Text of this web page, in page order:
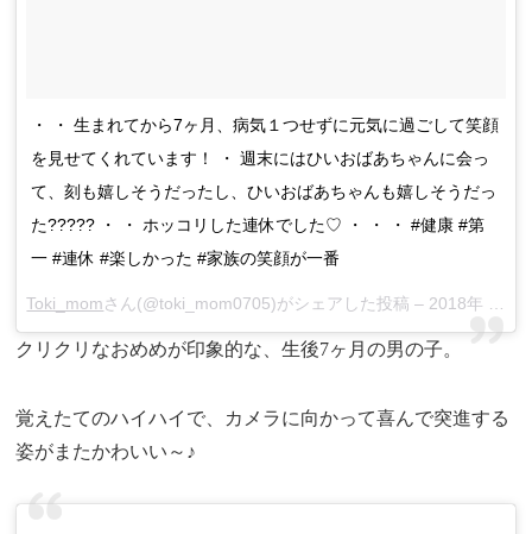
・ ・ 生まれてから7ヶ月、病気１つせずに元気に過ごして笑顔
を見せてくれています！ ・ 週末にはひいおばあちゃんに会っ
て、刻も嬉しそうだったし、ひいおばあちゃんも嬉しそうだっ
た????? ・ ・ ホッコリした連休でした♡ ・ ・ ・ #健康 #第
一 #連休 #楽しかった #家族の笑顔が一番
Toki_momさん(@toki_mom0705)がシェアした投稿 – 2018年 2月月12日午前5時07分PST
クリクリなおめめが印象的な、生後7ヶ月の男の子。
覚えたてのハイハイで、カメラに向かって喜んで突進する
姿がまたかわいい～♪